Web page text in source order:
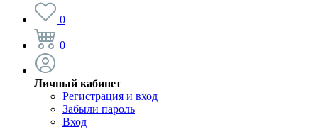
0
0
Личный кабинет
Регистрация и вход
Забыли пароль
Вход